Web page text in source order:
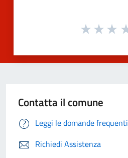
Contatta il comune
Leggi le domande frequenti
Richiedi Assistenza